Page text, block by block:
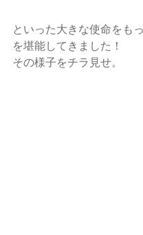
といった大きな使命をも
を堪能してきました！
その様子をチラ見せ。